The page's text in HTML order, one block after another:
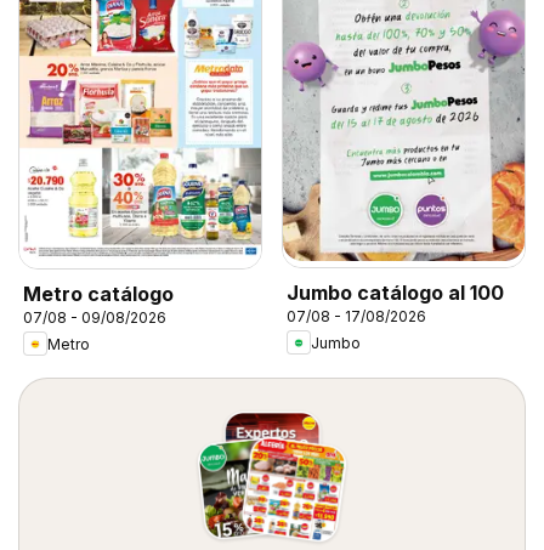
Metro catálogo
07/08 - 09/08/2026
Metro
Jumbo catálogo al 100
07/08 - 17/08/2026
Jumbo